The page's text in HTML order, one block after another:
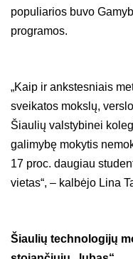
populiarios buvo
programos.
„Kaip ir ankstesniais
sveikatos mokslų,
Šiaulių valstybinei
galimybę mokytis
17 proc. daugiau
vietas“, – kalbėjo Lina
Šiaulių technologijų